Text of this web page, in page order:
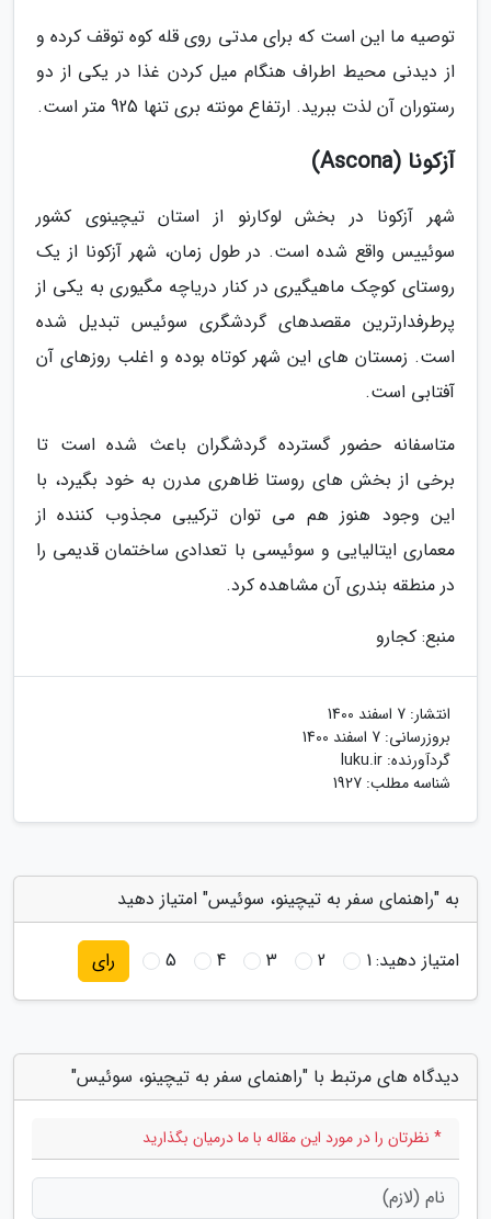
توصیه ما این است که برای مدتی روی قله کوه توقف کرده و
از دیدنی محیط اطراف هنگام میل کردن غذا در یکی از دو
رستوران آن لذت ببرید. ارتفاع مونته بری تنها 925 متر است.
آزکونا (Ascona)
شهر آزکونا در بخش لوکارنو از استان تیچینوی کشور
سوئییس واقع شده است. در طول زمان، شهر آزکونا از یک
روستای کوچک ماهیگیری در کنار دریاچه مگیوری به یکی از
پرطرفدارترین مقصدهای گردشگری سوئیس تبدیل شده
است. زمستان های این شهر کوتاه بوده و اغلب روزهای آن
آفتابی است.
متاسفانه حضور گسترده گردشگران باعث شده است تا
برخی از بخش های روستا ظاهری مدرن به خود بگیرد، با
این وجود هنوز هم می توان ترکیبی مجذوب کننده از
معماری ایتالیایی و سوئیسی با تعدادی ساختمان قدیمی را
در منطقه بندری آن مشاهده کرد.
منبع: کجارو
انتشار: 7 اسفند 1400
بروزرسانی: 7 اسفند 1400
گردآورنده: luku.ir
شناسه مطلب: 1927
به "راهنمای سفر به تیچینو، سوئیس" امتیاز دهید
امتیاز دهید:1
2
3
4
5 رای
دیدگاه های مرتبط با "راهنمای سفر به تیچینو، سوئیس"
* نظرتان را در مورد این مقاله با ما درمیان بگذارید